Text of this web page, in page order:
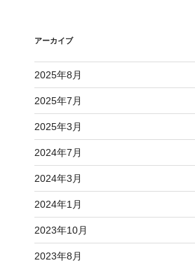
アーカイブ
2025年8月
2025年7月
2025年3月
2024年7月
2024年3月
2024年1月
2023年10月
2023年8月